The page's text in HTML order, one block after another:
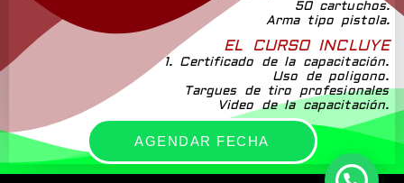
50 cartuchos.
Arma tipo pistola.
EL CURSO INCLUYE
1. Certificado de la capacitación.
Uso de poligono.
Targues de tiro profesionales
Video de la capacitación.
AGENDAR FECHA